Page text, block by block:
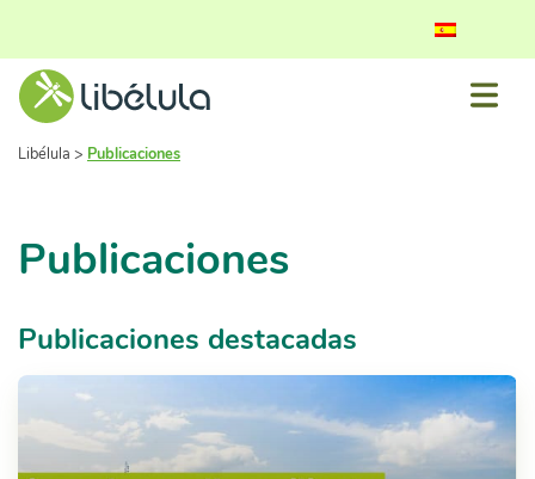
Libélula > Publicaciones
Publicaciones
Publicaciones destacadas